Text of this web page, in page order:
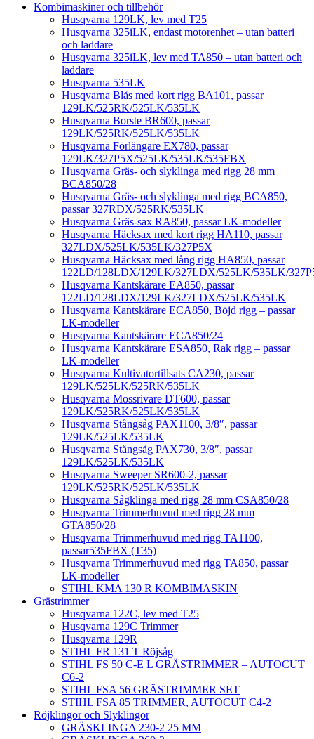
Kombimaskiner och tillbehör
Husqvarna 129LK, lev med T25
Husqvarna 325iLK, endast motorenhet – utan batteri
och laddare
Husqvarna 325iLK, lev med TA850 – utan batteri och
laddare
Husqvarna 535LK
Husqvarna Blås med kort rigg BA101, passar
129LK/525RK/525LK/535LK
Husqvarna Borste BR600, passar
129LK/525RK/525LK/535LK
Husqvarna Förlängare EX780, passar
129LK/327P5X/525LK/535LK/535FBX
Husqvarna Gräs- och slyklinga med rigg 28 mm
BCA850/28
Husqvarna Gräs- och slyklinga med rigg BCA850,
passar 327RDX/525RK/535LK
Husqvarna Gräs-sax RA850, passar LK-modeller
Husqvarna Häcksax med kort rigg HA110, passar
327LDX/525LK/535LK/327P5X
Husqvarna Häcksax med lång rigg HA850, passar
122LD/128LDX/129LK/327LDX/525LK/535LK/
Husqvarna Kantskärare EA850, passar
122LD/128LDX/129LK/327LDX/525LK/535LK
Husqvarna Kantskärare ECA850, Böjd rigg – passar
LK-modeller
Husqvarna Kantskärare ECA850/24
Husqvarna Kantskärare ESA850, Rak rigg – passar
LK-modeller
Husqvarna Kultivatortillsats CA230, passar
129LK/525LK/525RK/535LK
Husqvarna Mossrivare DT600, passar
129LK/525RK/525LK/535LK
Husqvarna Stångsåg PAX1100, 3/8″, passar
129LK/525LK/535LK
Husqvarna Stångsåg PAX730, 3/8″, passar
129LK/525LK/535LK
Husqvarna Sweeper SR600-2, passar
129LK/525RK/525LK/535LK
Husqvarna Sågklinga med rigg 28 mm CSA850/28
Husqvarna Trimmerhuvud med rigg 28 mm
GTA850/28
Husqvarna Trimmerhuvud med rigg TA1100,
passar535FBX (T35)
Husqvarna Trimmerhuvud med rigg TA850, passar
LK-modeller
STIHL KMA 130 R KOMBIMASKIN
Grästrimmer
Husqvarna 122C, lev med T25
Husqvarna 129C Trimmer
Husqvarna 129R
STIHL FR 131 T Röjsåg
STIHL FS 50 C-E L GRÄSTRIMMER – AUTOCUT
C6-2
STIHL FSA 56 GRÄSTRIMMER SET
STIHL FSA 85 TRIMMER, AUTOCUT C4-2
Röjklingor och Slyklingor
GRÄSKLINGA 230-2 25 MM